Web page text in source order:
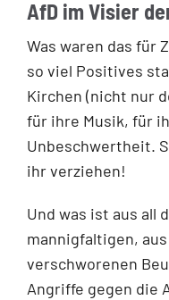
AfD im Visier
Was waren das für
so viel Positives
Kirchen (nicht nur
für ihre Musik, für
Unbeschwertheit.
ihr verziehen!
Und was ist aus all
mannigfaltigen,
verschworenen
Angriffe gegen die